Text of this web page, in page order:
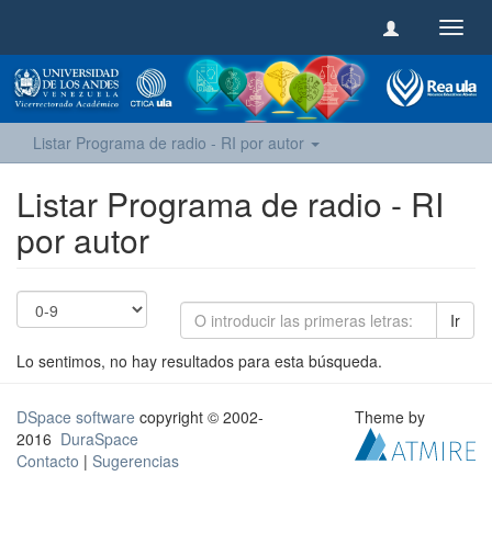
Listar Programa de radio - RI por autor
Listar Programa de radio - RI
por autor
Ir
Lo sentimos, no hay resultados para esta búsqueda.
DSpace software copyright © 2002-
2016 DuraSpace
Contacto | Sugerencias
Theme by